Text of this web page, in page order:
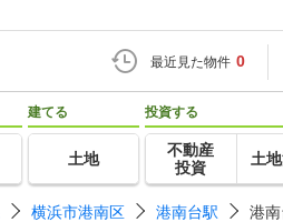
最近見た物件 0
建てる
土地
投資する
不動産
投資
土
横浜市港南区 港南台駅 港